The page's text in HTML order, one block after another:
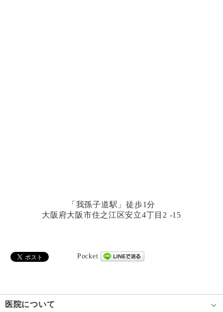
「我孫子道駅」徒歩1分
大阪府大阪市住之江区安立4丁目2 -15
Pocket
医院について